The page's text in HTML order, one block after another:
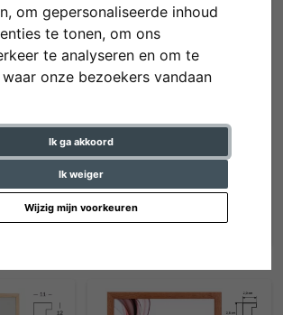
om gepersonaliseerde inhoud
te tonen, om ons
te analyseren en om te
onze bezoekers vandaan
Ik ga akkoord
Ik weiger
Wijzig mijn voorkeuren
* vanaf € 17,50 *
Tip